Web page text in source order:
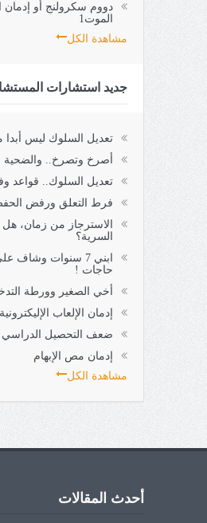
دووم سكرولنج أو إدمان
الموت1
مشاهدة الكل
جديد استشارات
تعديل السلوك ليس أبدا
أصرخ وتصرخ.. والضحية
تعديل السلوك.. قواعد
فرط التعلق ورفض الحفظ 3
الاسترجاز من زمان، هل
السرية؟
ابني 7 سنوات وشاف
حاجات !
أخي الصغير وورطة
إدمان الإلعاب
ضعف التحصيل الدراسي
إدمان مص الإبهام
مشاهدة الكل
أحدث المقالات